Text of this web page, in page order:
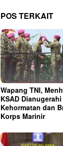
POS TERKAIT
Wapang TNI,
KSAD Dianugerahi
Kehormatan dan
Korps Marinir